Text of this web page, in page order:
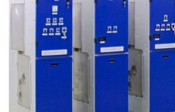
Makipag-ugnayan sa Amin